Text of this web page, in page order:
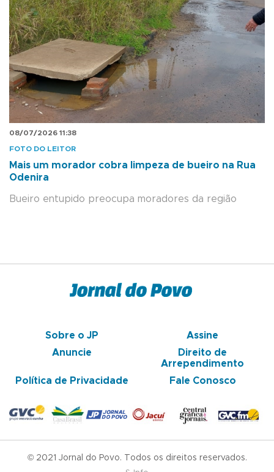
08/07/2026 11:38
FOTO DO LEITOR
Mais um morador cobra limpeza de bueiro na Rua
Odenira
Bueiro entupido preocupa moradores da região
Sobre o JP
Assine
Anuncie
Direito de
Arrependimento
Política de Privacidade
Fale Conosco
© 2021 Jornal do Povo. Todos os direitos reservados.